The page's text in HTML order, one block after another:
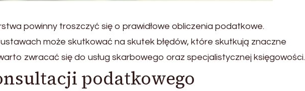
powinny troszczyć się o prawidłowe obliczenia podatkowe.
może skutkować na skutek błędów, które skutkują znaczne
zwracać się do usług skarbowego oraz specjalistycznej księgowości.
podatkowego